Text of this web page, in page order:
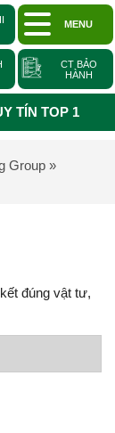
MENU
CT BẢO
HÀNH
TÍN TOP 1
Group »
đúng vật tư,